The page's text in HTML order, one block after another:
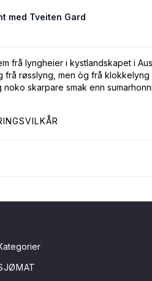
med Tveiten Gard
frå lyngheier i kystlandskapet i
frå røsslyng, men òg frå
noko skarpare smak enn
rett hjem